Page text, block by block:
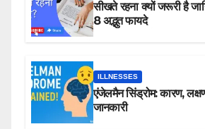
सीखते रहना क्यों जरूरी है
8 अद्भुत फायदे
ILLNESSES
एंजेलमैन सिंड्रोम: कारण,
जानकारी